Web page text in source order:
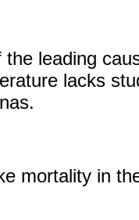
leading
lacks
mortality in